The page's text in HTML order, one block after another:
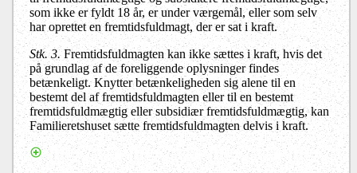
som ikke er fyldt 18 år, er under værgemål, eller som selv
har oprettet en fremtidsfuldmagt, der er sat i kraft.
Stk. 3.Fremtidsfuldmagten kan ikke sættes i kraft, hvis det
på grundlag af de foreliggende oplysninger findes
betænkeligt. Knytter betænkeligheden sig alene til en
bestemt del af fremtidsfuldmagten eller til en bestemt
fremtidsfuldmægtig eller subsidiær fremtidsfuldmægtig, kan
Familieretshuset sætte fremtidsfuldmagten delvis i kraft.